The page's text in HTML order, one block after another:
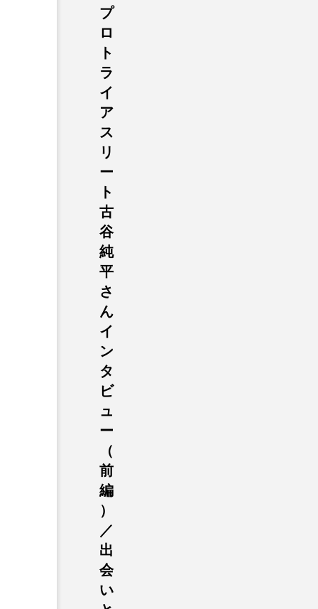
プ
ロ
ト
ラ
イ
ア
ス
リ
ー
ト
古
谷
純
平
さ
ん
イ
ン
タ
ビ
ュ
ー
（
前
編
）
／
出
会
い